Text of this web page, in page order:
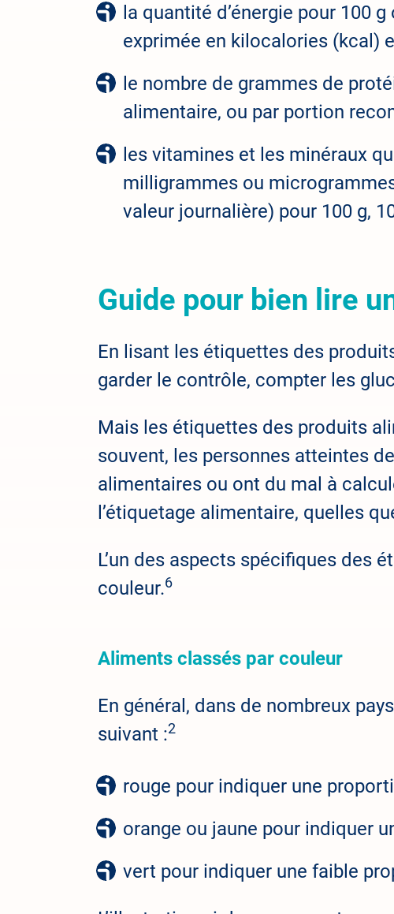
la quantité d’énergie pour 100
exprimée en kilocalories (kcal)
le nombre de grammes de
alimentaire, ou par portion
les vitamines et les minéraux
milligrammes ou
valeur journalière) pour 100 g,
Guide pour bien lire
En lisant les étiquettes des
garder le contrôle, compter les
Mais les étiquettes des produits
souvent, les personnes atteintes
alimentaires ou ont du mal à
l’étiquetage alimentaire, quelles
L’un des aspects spécifiques des
couleur.6
Aliments classés par couleur
En général, dans de nombreux
suivant :2
rouge pour indiquer une
orange ou jaune pour indiquer
vert pour indiquer une faible